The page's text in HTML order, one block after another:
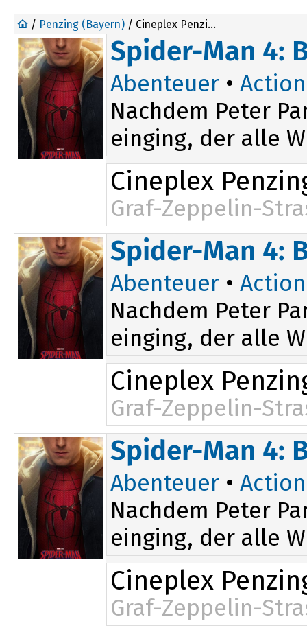
/ Penzing (Bayern) / Cineplex Penzing
Spider-Man 4:
Abenteuer • Action
Nachdem Peter
einging, der alle
Cineplex
Graf-Zeppelin-
16:45
Spider-Man 4:
Abenteuer • Action
Nachdem Peter
einging, der alle
Cineplex
Graf-Zeppelin-
19:15
Spider-Man 4:
Abenteuer • Action
Nachdem Peter
einging, der alle
Cineplex
Graf-Zeppelin-